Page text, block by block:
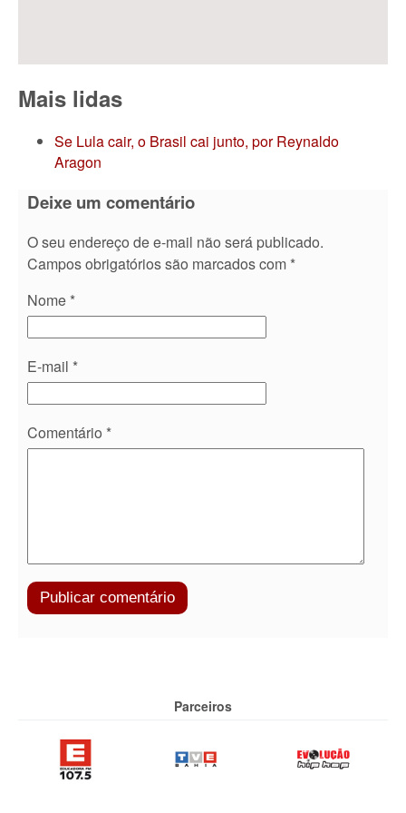
Mais lidas
Se Lula cair, o Brasil cai junto, por Reynaldo
Aragon
Deixe um comentário
O seu endereço de e-mail não será publicado.
Campos obrigatórios são marcados com *
Nome *
E-mail *
Comentário *
Parceiros